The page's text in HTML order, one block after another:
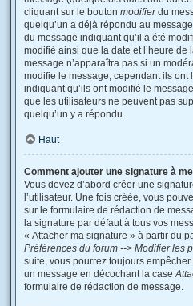
cliquant sur le bouton modifierdu
quelqu’un a déjà répondu au
du message indiquant qu’il a été
modifié ainsi que la date et l’heure de
message n’apparaîtra pas si un
modifie le message, cependant ils
indiquant qu’ils ont modifié le
que les utilisateurs ne peuvent pas
quelqu’un y a répondu.
Haut
Comment ajouter une signature à
Vous devez d’abord créer une
l’utilisateur. Une fois créée, vous
sur le formulaire de rédaction de
la signature par défaut à tous vos
« Attacher ma signature » à partir du
Préférences du forum --> Modifier les
suite, vous pourrez toujours
un message en décochant la case
formulaire de rédaction de message.